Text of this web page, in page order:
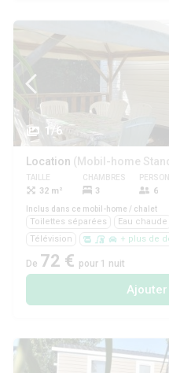
1/6
Location (Mobil-home
TAILLE
32 m²
CHAMBRES
3 6
Inclus dans ce mobil-home / chalet
Toilettes séparées Eau chaude
Télévision
+ plus de
De 72 € pour 1 nuit